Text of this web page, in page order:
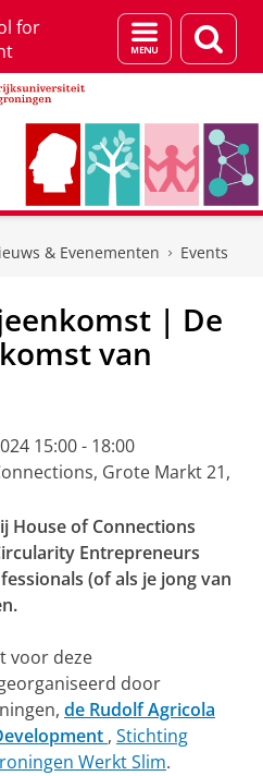
for
Menu
en
& Evenementen Events
| De
van
15:00 - 18:00
Grote Markt 21,
House of Connections
Entrepreneurs
(of als je jong van
voor deze
door
de Rudolf Agricola
, Stichting
Werkt Slim.